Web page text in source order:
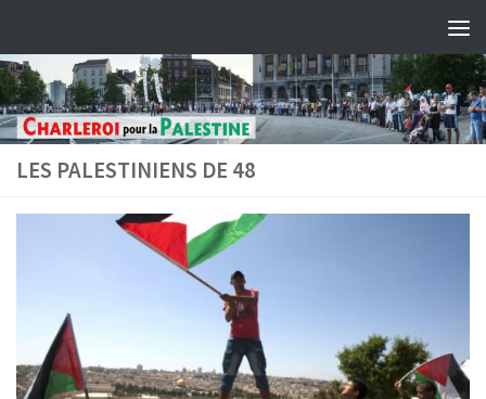
LES PALESTINIENS DE 48